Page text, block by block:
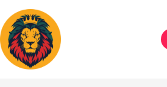
au
contenu